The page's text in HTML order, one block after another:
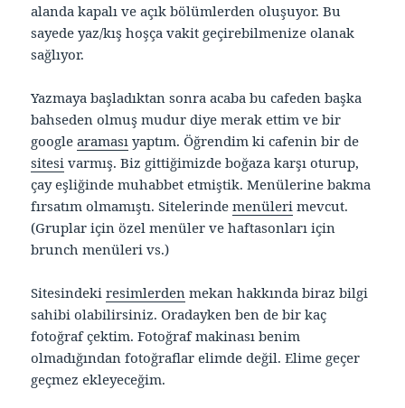
alanda kapalı ve açık bölümlerden oluşuyor. Bu
sayede yaz/kış hoşça vakit geçirebilmenize olanak
sağlıyor.
Yazmaya başladıktan sonra acaba bu cafeden başka
bahseden olmuş mudur diye merak ettim ve bir
googlearaması yaptım. Öğrendim ki cafenin bir de
sitesi varmış. Biz gittiğimizde boğaza karşı oturup,
çay eşliğinde muhabbet etmiştik. Menülerine bakma
fırsatım olmamıştı. Sitelerindemenüleri mevcut.
(Gruplar için özel menüler ve haftasonları için
brunch menüleri vs.)
Sitesindekiresimlerden mekan hakkında biraz bilgi
sahibi olabilirsiniz. Oradayken ben de bir kaç
fotoğraf çektim. Fotoğraf makinası benim
olmadığından fotoğraflar elimde değil. Elime geçer
geçmez ekleyeceğim.